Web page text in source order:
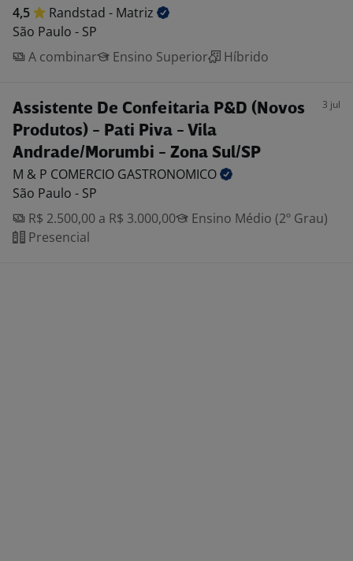
4,5 Randstad - Matriz
São Paulo - SP
A combinar
Ensino Superior Híbrido
Assistente De Confeitaria P&D (Novos
Produtos) - Pati Piva - Vila
Andrade/Morumbi - Zona Sul/SP
3 jul
M & P COMERCIO GASTRONOMICO
São Paulo - SP
R$ 2.500,00 a R$ 3.000,00
Ensino Médio (2º Grau)
Presencial